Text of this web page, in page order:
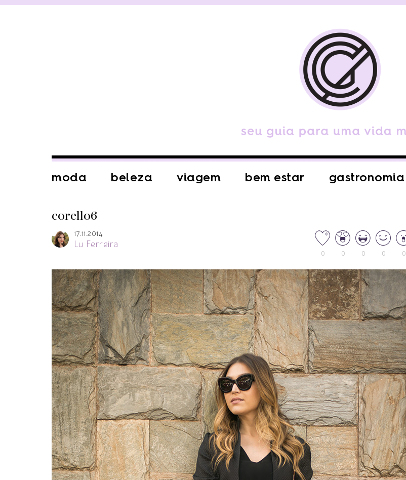
moda beleza viagem bem estar gastronomia
corello6
17.11.2014
Lu Ferreira
0 0 0 0 0